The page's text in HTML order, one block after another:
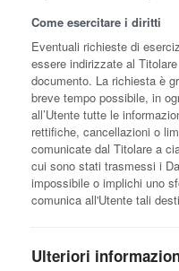
Come esercitare i diritti
Eventuali richieste di
essere indirizzate al
documento. La richiesta è
breve tempo possibile, in
all’Utente tutte le
rettifiche, cancellazioni o
comunicate dal Titolare a
cui sono stati trasmessi i
impossibile o implichi uno
comunica all'Utente tali
Ulteriori